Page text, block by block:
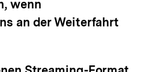
wenn
an der Weiterfahrt